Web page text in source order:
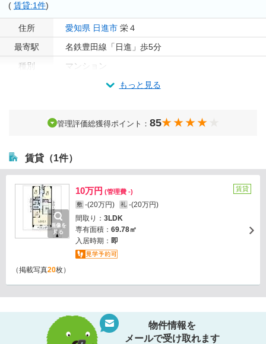
( 賃貸:1件)
住所 愛知県 日進市 栄４
最寄駅
名鉄豊田線「日進」歩5分
種別
マンション
もっと見る
管理評価総獲得ポイント： 85
賃貸（1件）
画像を
見る
10万円 (管理費 -)
敷 -(20万円) 礼 -(20万円)
間取り： 3LDK
専有面積： 69.78㎡
入居時期： 即
賃貸
（掲載写真20枚）
物件情報を
メールで受け取れます